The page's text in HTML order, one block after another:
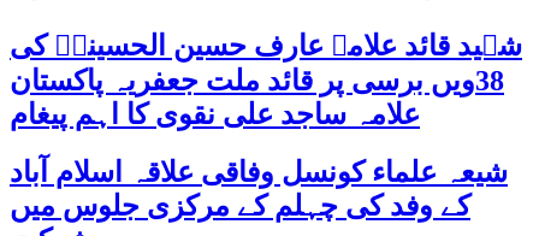
شہید قائد علامہ عارف حسین الحسینیؒ کی
38ویں برسی پر قائد ملت جعفریہ پاکستان
علامہ ساجد علی نقوی کا اہم پیغام
شیعہ علماء کونسل وفاقی علاقہ اسلام آباد
کے وفد کی چہلم کے مرکزی جلوس میں